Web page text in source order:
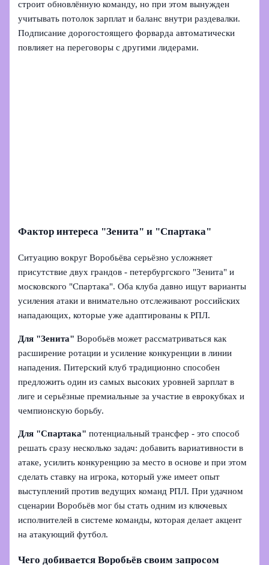
строит обновлённую команду, но при этом вынужден
учитывать потолок зарплат и баланс внутри раздевалки.
Подписание дорогостоящего форварда автоматически
повлияет на переговоры с другими лидерами.
Фактор интереса "Зенита" и "Спартака"
Ситуацию вокруг Воробьёва серьёзно усложняет
присутствие двух грандов - петербургского "Зенита" и
московского "Спартака". Оба клуба давно ищут варианты
усиления атаки и внимательно отслеживают российских
нападающих, которые уже адаптированы к РПЛ.
Для "Зенита" Воробьёв может рассматриваться как
расширение ротации и усиление конкуренции в линии
нападения. Питерский клуб традиционно способен
предложить один из самых высоких уровней зарплат в
лиге и серьёзные премиальные за участие в еврокубках и
чемпионскую борьбу.
Для "Спартака" потенциальный трансфер - это способ
решать сразу несколько задач: добавить вариативности в
атаке, усилить конкуренцию за место в основе и при этом
сделать ставку на игрока, который уже имеет опыт
выступлений против ведущих команд РПЛ. При удачном
сценарии Воробьёв мог бы стать одним из ключевых
исполнителей в системе команды, которая делает акцент
на атакующий футбол.
Чего добивается Воробьёв своим запросом